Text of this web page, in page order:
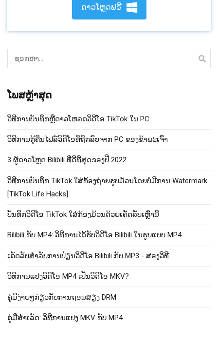
ດາວໂຫຼດຟຣີ
ຊອກ
ຫາ:
ໂພສຫຼ້າສຸດ
ວິທີການບັນທຶກຫຼືດາວໂຫລດວິດີໂອ TikTok ໃນ PC
ວິ​ທີ​ການ​ກູ້​ຄືນ​ໄຟລ​໌​ວິ​ດີ​ໂອ​ທີ່​ຖືກ​ລົບ​ຈາກ PC ຂອງ​ຂ້າ​ພະ​ເຈົ້າ​
3 ຜູ້ດາວໂຫຼດ Bilibili ທີ່ດີທີ່ສຸດຂອງປີ 2022
ວິທີການບັນທຶກ TikTok ໃສ່ກ້ອງຖ່າຍຮູບມ້ວນໂດຍບໍ່ມີການ Watermark
[TikTok Life Hacks]
ບັນທຶກວິດີໂອ TikTok ໃສ່ກ້ອງມ້ວນດ້ວຍເຄັດລັບເຫຼົ່ານີ້
Bilibili ກັບ MP4​: ວິ​ທີ​ການ​ໄດ້​ຮັບ​ວິ​ດີ​ໂອ Bilibili ໃນ​ຮູບ​ແບບ MP4​
ເຄັດ​ລັບ​ສໍາ​ລັບ​ການ​ປ່ຽນ​ວິ​ດີ​ໂອ Bilibili ກັບ MP3 - ສອງ​ວິ​ທີ​
ວິ​ທີ​ການ​ແປງ​ວິ​ດີ​ໂອ MP4 ເປັນ​ວິ​ດີ​ໂອ MKV​?
ຄູ່ມືງ່າຍໆກ່ຽວກັບການຖອນສຽງ DRM
ຄູ່​ມື​ສໍາ​ເລັດ​: ວິ​ທີ​ການ​ແປງ MKV ກັບ MP4​